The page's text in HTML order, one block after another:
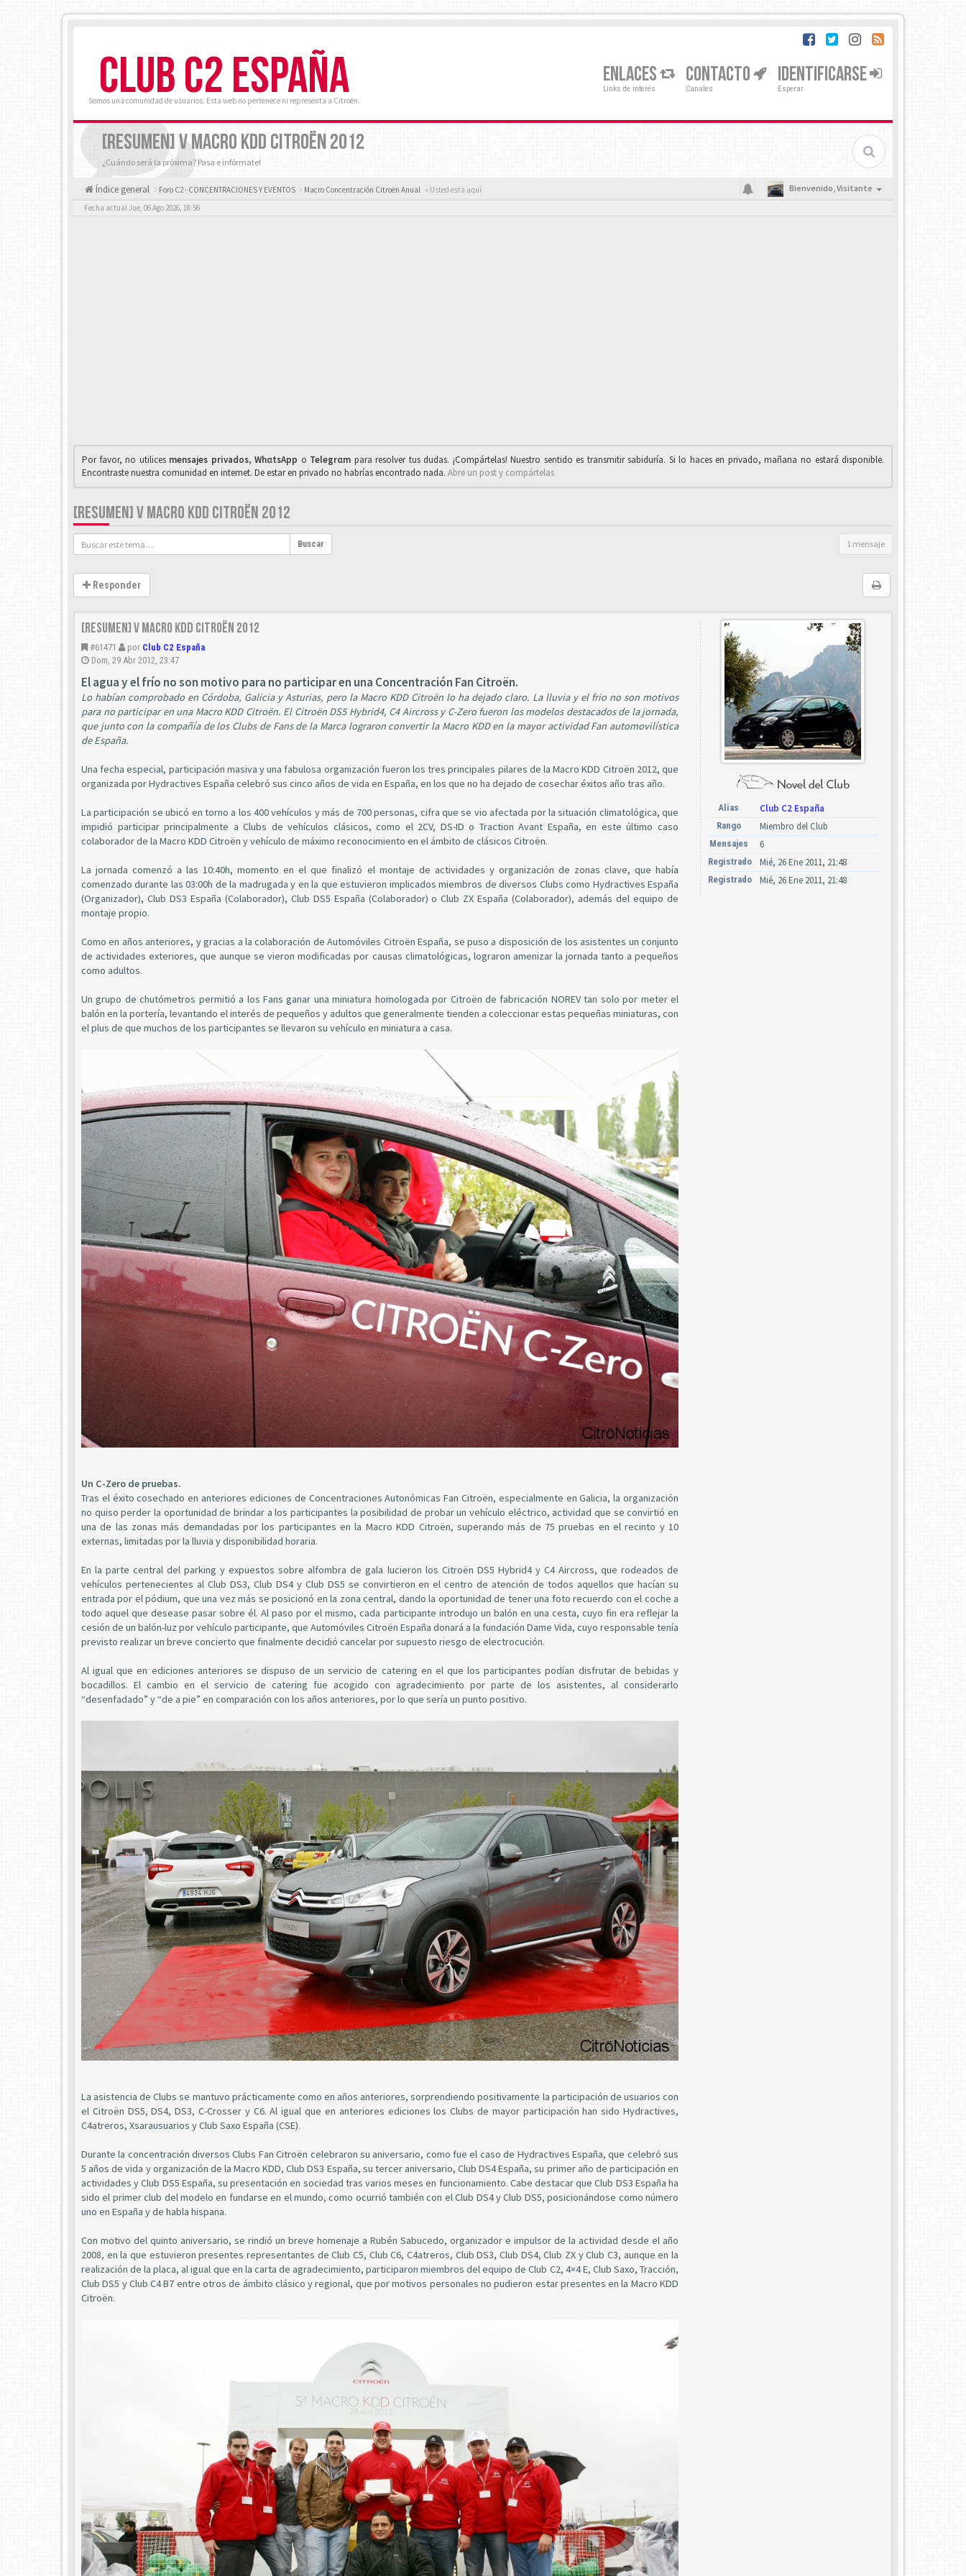
CLUB C2 ESPAÑA
Somos una comunidad de usuarios. Esta web no pertenece ni representa a Citroën.
ENLACES
Links de interés
CONTACTO
Canales
IDENTIFICARSE
Esperar
[RESUMEN] V MACRO KDD CITROËN 2012
¿Cuándo será la próxima? Pasa e infórmate!
Índice general Foro C2 - CONCENTRACIONES Y EVENTOS Macro Concentración Citroën Anual « Usted esta aquí Bienvenido,Visitante
Fecha actual Jue, 06 Ago 2026, 18:56
Por favor, no utilices mensajes privados,WhαtsApp o Telegrαm para resolver tus dudas. ¡Compártelas! Nuestro sentido es transmitir sabiduría. Si lo haces en privado, mañana no estará disponible.
Encontraste nuestra comunidad en internet. De estar en privado no habrías encontrado nada. Abre un post y compártelas
[RESUMEN] V MACRO KDD CITROËN 2012
Buscar 1 mensaje
Responder
[Resumen] V Macro KDD Citroën 2012
#61471 por Club C2 España
Dom, 29 Abr 2012, 23:47
El agua y el frío no son motivo para no participar en una Concentración Fan Citroën.
Lo habían comprobado en Córdoba, Galicia y Asturias, pero la Macro KDD Citroën lo ha dejado claro. La lluvia y el frio no son motivos
para no participar en una Macro KDD Citroën. El Citroën DS5 Hybrid4, C4 Aircross y C-Zero fueron los modelos destacados de la jornada,
que junto con la compañía de los Clubs de Fans de la Marca lograron convertir la Macro KDD en la mayor actividad Fan automovilística
de España.
Una fecha especial, participación masiva y una fabulosa organización fueron los tres principales pilares de la Macro KDD Citroën 2012, que
organizada por Hydractives España celebró sus cinco años de vida en España, en los que no ha dejado de cosechar éxitos año tras año.
La participación se ubicó en torno a los 400 vehículos y más de 700 personas, cifra que se vio afectada por la situación climatológica, que
impidió participar principalmente a Clubs de vehículos clásicos, como el 2CV, DS-ID o Traction Avant España, en este último caso
colaborador de la Macro KDD Citroën y vehículo de máximo reconocimiento en el ámbito de clásicos Citroën.
La jornada comenzó a las 10:40h, momento en el que finalizó el montaje de actividades y organización de zonas clave, que había
comenzado durante las 03:00h de la madrugada y en la que estuvieron implicados miembros de diversos Clubs como Hydractives España
(Organizador), Club DS3 España (Colaborador), Club DS5 España (Colaborador) o Club ZX España (Colaborador), además del equipo de
montaje propio.
Como en años anteriores, y gracias a la colaboración de Automóviles Citroën España, se puso a disposición de los asistentes un conjunto
de actividades exteriores, que aunque se vieron modificadas por causas climatológicas, lograron amenizar la jornada tanto a pequeños
como adultos.
Un grupo de chutómetros permitió a los Fans ganar una miniatura homologada por Citroën de fabricación NOREV tan solo por meter el
balón en la portería, levantando el interés de pequeños y adultos que generalmente tienden a coleccionar estas pequeñas miniaturas, con
el plus de que muchos de los participantes se llevaron su vehículo en miniatura a casa.
Un C-Zero de pruebas.
Tras el éxito cosechado en anteriores ediciones de Concentraciones Autonómicas Fan Citroën, especialmente en Galicia, la organización
no quiso perder la oportunidad de brindar a los participantes la posibilidad de probar un vehículo eléctrico, actividad que se convirtió en
una de las zonas más demandadas por los participantes en la Macro KDD Citroën, superando más de 75 pruebas en el recinto y 10
externas, limitadas por la lluvia y disponibilidad horaria.
En la parte central del parking y expuestos sobre alfombra de gala lucieron los Citroën DS5 Hybrid4 y C4 Aircross, que rodeados de
vehículos pertenecientes al Club DS3, Club DS4 y Club DS5 se convirtieron en el centro de atención de todos aquellos que hacían su
entrada por el pódium, que una vez más se posicionó en la zona central, dando la oportunidad de tener una foto recuerdo con el coche a
todo aquel que desease pasar sobre él. Al paso por el mismo, cada participante introdujo un balón en una cesta, cuyo fin era reflejar la
cesión de un balón-luz por vehículo participante, que Automóviles Citroën España donará a la fundación Dame Vida, cuyo responsable tenía
previsto realizar un breve concierto que finalmente decidió cancelar por supuesto riesgo de electrocución.
Al igual que en ediciones anteriores se dispuso de un servicio de catering en el que los participantes podían disfrutar de bebidas y
bocadillos. El cambio en el servicio de catering fue acogido con agradecimiento por parte de los asistentes, al considerarlo
“desenfadado” y “de a pie” en comparación con los años anteriores, por lo que sería un punto positivo.
La asistencia de Clubs se mantuvo prácticamente como en años anteriores, sorprendiendo positivamente la participación de usuarios con
el Citroën DS5, DS4, DS3, C-Crosser y C6. Al igual que en anteriores ediciones los Clubs de mayor participación han sido Hydractives,
C4atreros, Xsarausuarios y Club Saxo España (CSE).
Durante la concentración diversos Clubs Fan Citroën celebraron su aniversario, como fue el caso de Hydractives España, que celebró sus
5 años de vida y organización de la Macro KDD, Club DS3 España, su tercer aniversario, Club DS4 España, su primer año de participación en
actividades y Club DS5 España, su presentación en sociedad tras varios meses en funcionamiento. Cabe destacar que Club DS3 España ha
sido el primer club del modelo en fundarse en el mundo, como ocurrió también con el Club DS4 y Club DS5, posicionándose como número
uno en España y de habla hispana.
Con motivo del quinto aniversario, se rindió un breve homenaje a Rubén Sabucedo, organizador e impulsor de la actividad desde el año
2008, en la que estuvieron presentes representantes de Club C5, Club C6, C4atreros, Club DS3, Club DS4, Club ZX y Club C3, aunque en la
realización de la placa, al igual que en la carta de agradecimiento, participaron miembros del equipo de Club C2, 4×4 E, Club Saxo, Tracción,
Club DS5 y Club C4 B7 entre otros de ámbito clásico y regional, que por motivos personales no pudieron estar presentes en la Macro KDD
Citroën.
Alias Club C2 España
Rango Miembro del Club
Mensajes 6
Registrado Mié, 26 Ene 2011, 21:48
Registrado Mié, 26 Ene 2011, 21:48